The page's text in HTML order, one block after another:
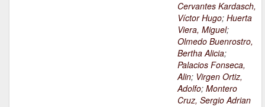
Cervantes Kardasch,
Víctor Hugo; Huerta
Viera, Miguel;
Olmedo Buenrostro,
Bertha Alicia;
Palacios Fonseca,
Alin; Virgen Ortiz,
Adolfo; Montero
Cruz, Sergio Adrian